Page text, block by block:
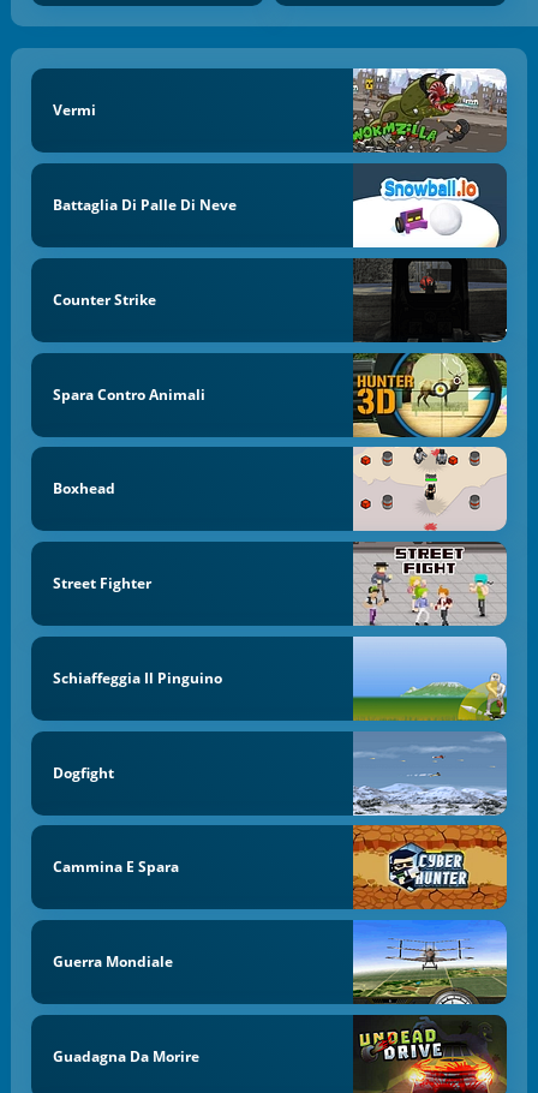
Vermi
Battaglia Di Palle Di Neve
Counter Strike
Spara Contro Animali
Boxhead
Street Fighter
Schiaffeggia Il Pinguino
Dogfight
Cammina E Spara
Guerra Mondiale
Guadagna Da Morire